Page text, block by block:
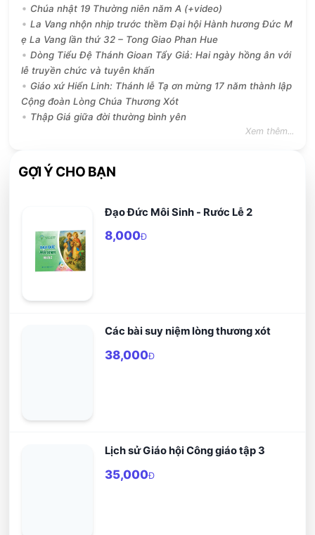
Chúa nhật 19 Thường niên năm A (+video)
La Vang nhộn nhịp trước thềm Đại hội Hành hương Đức M
ẹ La Vang lần thứ 32 – Tong Giao Phan Hue
Dòng Tiểu Đệ Thánh Gioan Tẩy Giả: Hai ngày hồng ân với
lễ truyền chức và tuyên khấn
Giáo xứ Hiển Linh: Thánh lễ Tạ ơn mừng 17 năm thành lập
Cộng đoàn Lòng Chúa Thương Xót
Thập Giá giữa đời thường bình yên
Xem thêm...
GỢI Ý CHO BẠN
Đạo Đức Môi Sinh - Rước Lễ 2
8,000Đ
Các bài suy niệm lòng thương xót
38,000Đ
Lịch sử Giáo hội Công giáo tập 3
35,000Đ